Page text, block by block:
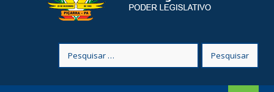
por: